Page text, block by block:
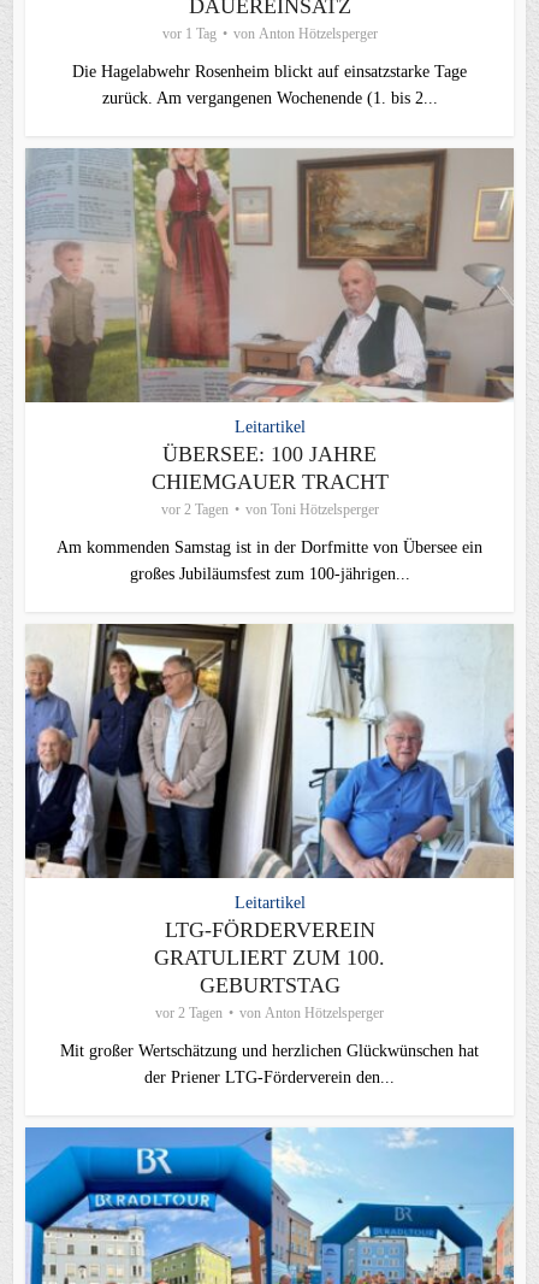
DAUEREINSATZ
vor 1 Tag von Anton Hötzelsperger
Die Hagelabwehr Rosenheim blickt auf einsatzstarke Tage
zurück. Am vergangenen Wochenende (1. bis 2...
Leitartikel
ÜBERSEE: 100 JAHRE
CHIEMGAUER TRACHT
vor 2 Tagen von Toni Hötzelsperger
Am kommenden Samstag ist in der Dorfmitte von Übersee ein
großes Jubiläumsfest zum 100-jährigen...
Leitartikel
LTG-FÖRDERVEREIN
GRATULIERT ZUM 100.
GEBURTSTAG
vor 2 Tagen von Anton Hötzelsperger
Mit großer Wertschätzung und herzlichen Glückwünschen hat
der Priener LTG‑Förderverein den...